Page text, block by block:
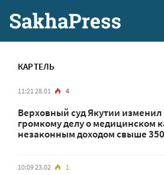
КАРТЕЛЬ
11:21 28.01 4
Верховный суд Якутии изменил
громкому делу о медицинском
незаконным доходом свыше
10:09 23.02 1